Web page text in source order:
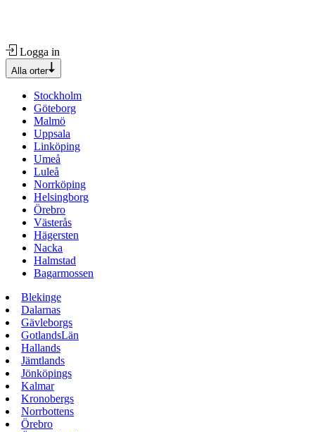
Logga in
Alla orter
Stockholm
Göteborg
Malmö
Uppsala
Linköping
Umeå
Luleå
Norrköping
Helsingborg
Örebro
Västerås
Hägersten
Nacka
Halmstad
Bagarmossen
Blekinge
Dalarnas
Gävleborgs
GotlandsLän
Hallands
Jämtlands
Jönköpings
Kalmar
Kronobergs
Norrbottens
Örebro